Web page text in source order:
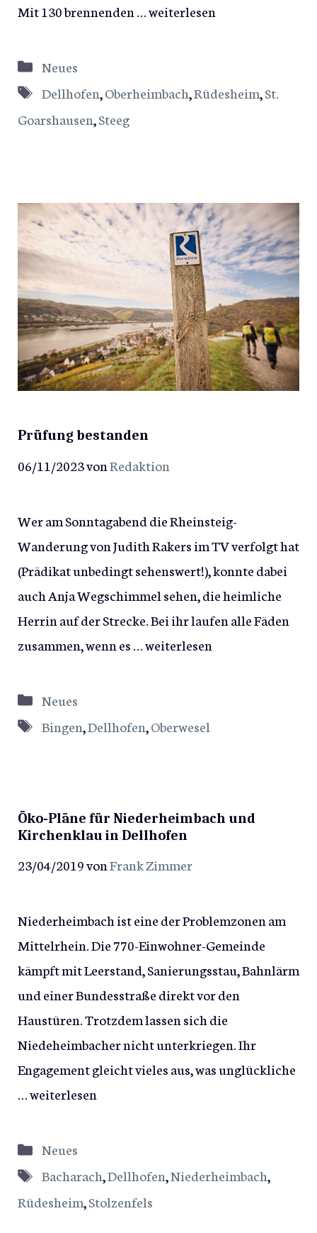
Mit 130 brennenden …weiterlesen
Kategorien
Neues
Schlagwörter
Dellhofen,Oberheimbach,Rüdesheim,St.
Goarshausen,Steeg
Prüfung bestanden
06/11/2023vonRedaktion
Wer am Sonntagabend die Rheinsteig-
Wanderung von Judith Rakers im TV verfolgt hat
(Prädikat unbedingt sehenswert!), konnte dabei
auch Anja Wegschimmel sehen, die heimliche
Herrin auf der Strecke. Bei ihr laufen alle Fäden
zusammen, wenn es …weiterlesen
Kategorien
Neues
Schlagwörter
Bingen,Dellhofen,Oberwesel
Öko-Pläne für Niederheimbach und
Kirchenklau in Dellhofen
23/04/2019vonFrank Zimmer
Niederheimbach ist eine der Problemzonen am
Mittelrhein. Die 770-Einwohner-Gemeinde
kämpft mit Leerstand, Sanierungsstau, Bahnlärm
und einer Bundesstraße direkt vor den
Haustüren. Trotzdem lassen sich die
Niedeheimbacher nicht unterkriegen. Ihr
Engagement gleicht vieles aus, was unglückliche
…weiterlesen
Kategorien
Neues
Schlagwörter
Bacharach,Dellhofen,Niederheimbach,
Rüdesheim,Stolzenfels